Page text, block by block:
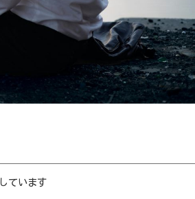
ています